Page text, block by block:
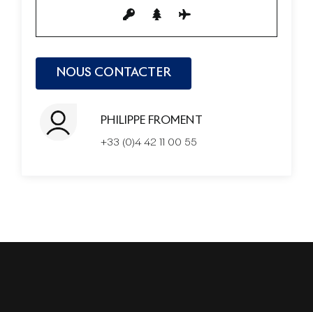
PHILIPPE FROMENT
+33 (0)4 42 11 00 55